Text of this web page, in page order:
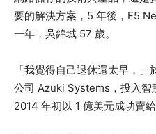
要的解決方案，5 年後，F5
一年，吳錦城 57 歲。
「我覺得自己退休還太早，
公司 Azuki Systems，投入智
2014 年初以 1 億美元成功賣